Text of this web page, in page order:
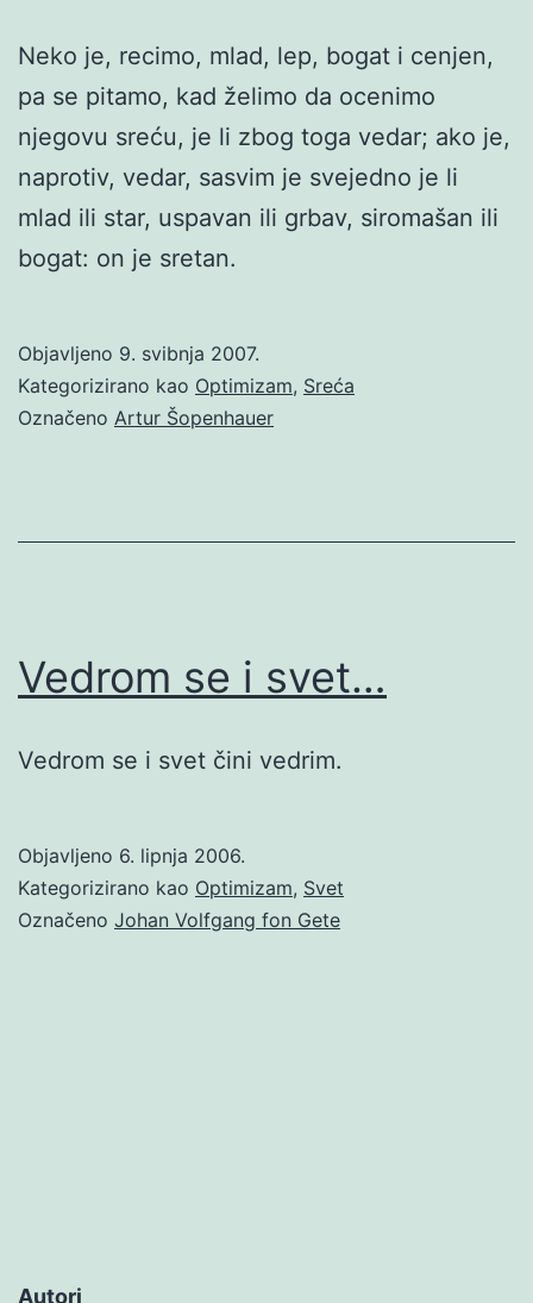
Neko je, recimo, mlad, lep, bogat i cenjen,
pa se pitamo, kad želimo da ocenimo
njegovu sreću, je li zbog toga vedar; ako je,
naprotiv, vedar, sasvim je svejedno je li
mlad ili star, uspavan ili grbav, siromašan ili
bogat: on je sretan.
Objavljeno 9. svibnja 2007.
Kategorizirano kao Optimizam, Sreća
Označeno Artur Šopenhauer
Vedrom se i svet…
Vedrom se i svet čini vedrim.
Objavljeno 6. lipnja 2006.
Kategorizirano kao Optimizam, Svet
Označeno Johan Volfgang fon Gete
Autori